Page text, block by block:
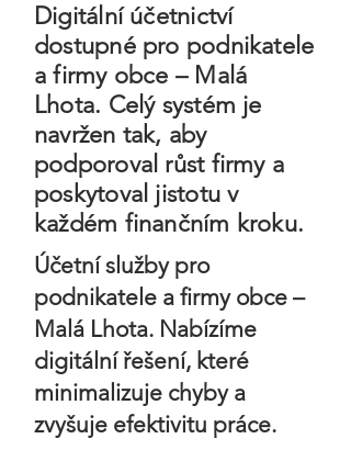
Digitální účetnictví
dostupné pro podnikatele
a firmy obce – Malá
Lhota. Celý systém je
navržen tak, aby
podporoval růst firmy a
poskytoval jistotu v
každém finančním kroku.
Účetní služby pro
podnikatele a firmy obce –
Malá Lhota. Nabízíme
digitální řešení, které
minimalizuje chyby a
zvyšuje efektivitu práce.